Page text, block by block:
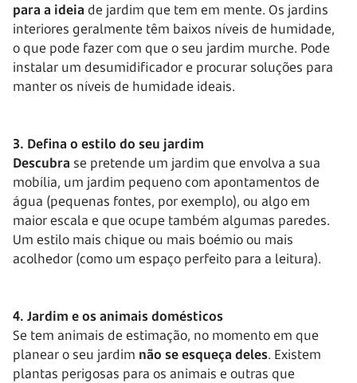
para a ideia de jardim que tem em mente. Os jardins
interiores geralmente têm baixos níveis de humidade,
o que pode fazer com que o seu jardim murche. Pode
instalar um desumidificador e procurar soluções para
manter os níveis de humidade ideais.
3. Defina o estilo do seu jardim
Descubra se pretende um jardim que envolva a sua
mobília, um jardim pequeno com apontamentos de
água (pequenas fontes, por exemplo), ou algo em
maior escala e que ocupe também algumas paredes.
Um estilo mais chique ou mais boémio ou mais
acolhedor (como um espaço perfeito para a leitura).
4. Jardim e os animais domésticos
Se tem animais de estimação, no momento em que
planear o seu jardim não se esqueça deles. Existem
plantas perigosas para os animais e outras que